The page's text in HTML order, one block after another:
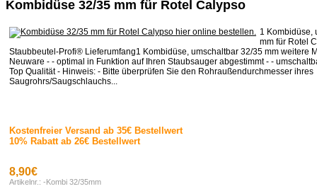
Kombidüse 32/35 mm für Rotel Calypso
1 Kombidüse,
mm für Rotel
Staubbeutel-Profi® Lieferumfang1 Kombidüse, umschaltbar 32/35 mm weitere
Neuware - - optimal in Funktion auf Ihren Staubsauger abgestimmt - -
Top Qualität - Hinweis: - Bitte überprüfen Sie den Rohraußendurchmesser ihres
Saugrohrs/Saugschlauchs...
Kostenfreier Versand ab 35€ Bestellwert
10% Rabatt ab 26€ Bestellwert
8,90€
Artikelnr.: -Kombi 32/35mm